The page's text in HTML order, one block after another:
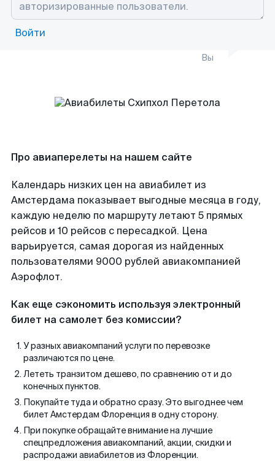
Войти
Вы
Про авиаперелеты на нашем сайте
Календарь низких цен на авиабилет из
Амстердама показывает выгодные месяца в году,
каждую неделю по маршруту летают 5 прямых
рейсов и 10 рейсов с пересадкой. Цена
варьируется, самая дорогая из найденных
пользователями 9000 рублей авиакомпанией
Аэрофлот.
Как еще сэкономить используя электронный
билет на самолет без комиссии?
У разных авиакомпаний услуги по перевозке
различаются по цене.
Лететь транзитом дешево, по сравнению от и до
конечных пунктов.
Покупайте туда и обратно сразу. Это выгоднее чем
билет Амстердам Флоренция в одну сторону.
При покупке обращайте внимание на лучшие
спецпредложения авиакомпаний, акции, скидки и
распродажи авиабилетов из Флоренции.